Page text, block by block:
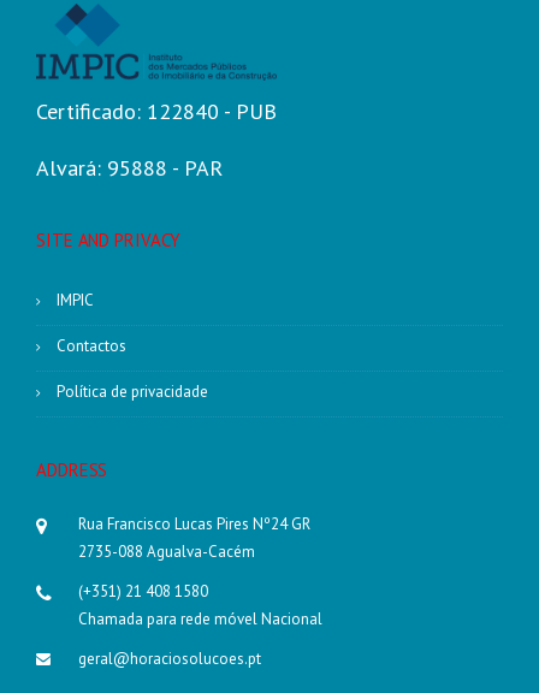
Certificado: 122840 - PUB
Alvará: 95888 - PAR
SITE AND PRIVACY
IMPIC
Contactos
Política de privacidade
ADDRESS
Rua Francisco Lucas Pires Nº24 GR
2735-088 Agualva-Cacém
(+351) 21 408 1580
Chamada para rede móvel Nacional
geral@horaciosolucoes.pt